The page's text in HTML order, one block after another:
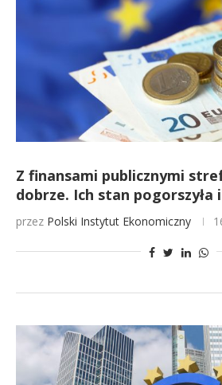
Z finansami publicznymi
dobrze. Ich stan pogorszyła
przez Polski Instytut Ekonomiczny